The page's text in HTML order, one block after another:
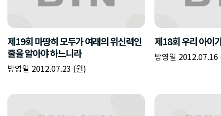
제19회 마땅히 모두가 여래의 위신력인
줄을 알아야 하느니라
방영일 2012.07.23 (월)
제18회 우리 아이
방영일 2012.07.16